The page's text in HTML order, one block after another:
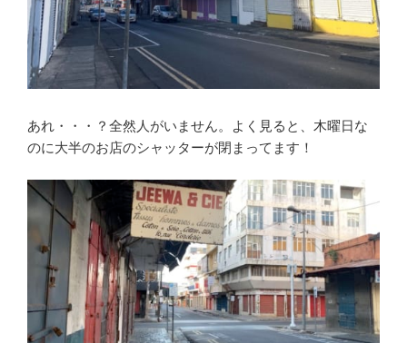
あれ・・・？全然人がいません。よく見ると、木曜日な
のに大半のお店のシャッターが閉まってます！